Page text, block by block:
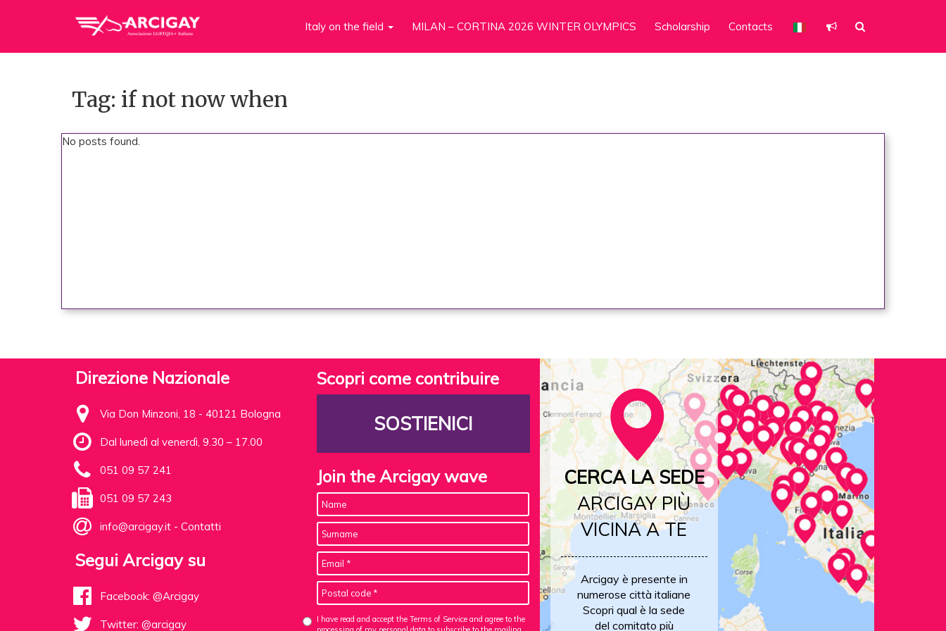
Italy on the field MILAN – CORTINA 2026 WINTER OLYMPICS Scholarship Contacts
Tag: if not now when
No posts found.
Direzione Nazionale
Via Don Minzoni, 18 - 40121 Bologna
Dal lunedì al venerdì, 9.30 – 17.00
051 09 57 241
051 09 57 243
info@arcigay.it - Contatti
Segui Arcigay su
Facebook: @Arcigay
Twitter: @arcigay
Scopri come contribuire
SOSTIENICI
Join the Arcigay wave
I have read and accept the Terms of Service and agree to the
CERCA LA SEDE
ARCIGAY PIÙ
VICINA A TE
Arcigay è presente in
numerose città italiane
Scopri qual è la sede
del comitato più